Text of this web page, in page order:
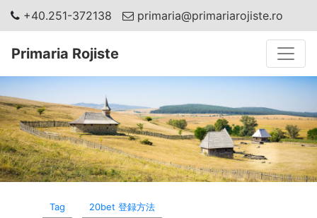
+40.251-372138 primaria@primariarojiste.ro
Primaria Rojiste
Tag 20bet 登録方法